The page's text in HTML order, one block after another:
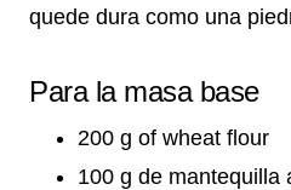
quede dura como una
Para la masa base
200 g of wheat flour
100 g de mantequilla